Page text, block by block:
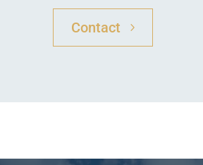
Contact